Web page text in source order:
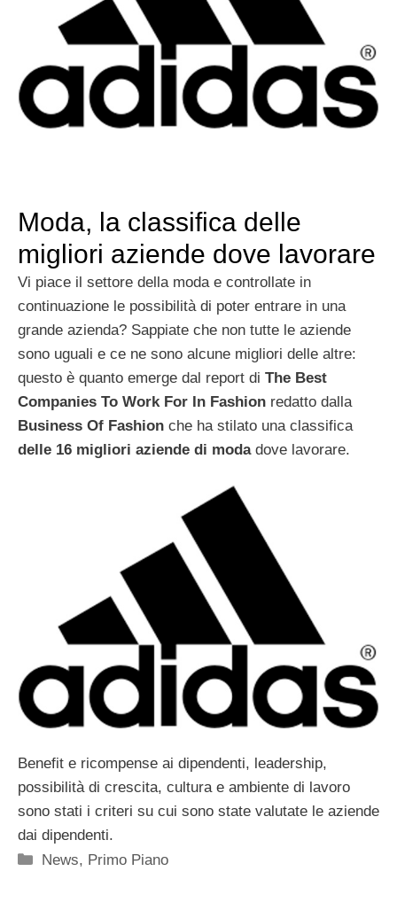
Moda, la classifica delle
migliori aziende dove lavorare
Vi piace il settore della moda e controllate in
continuazione le possibilità di poter entrare in una
grande azienda? Sappiate che non tutte le aziende
sono uguali e ce ne sono alcune migliori delle altre:
questo è quanto emerge dal report di The Best
Companies To Work For In Fashion redatto dalla
Business Of Fashion che ha stilato una classifica
delle 16 migliori aziende di modadove lavorare.
Benefit e ricompense ai dipendenti, leadership,
possibilità di crescita, cultura e ambiente di lavoro
sono stati i criteri su cui sono state valutate le aziende
dai dipendenti.
Categorie
News, Primo Piano